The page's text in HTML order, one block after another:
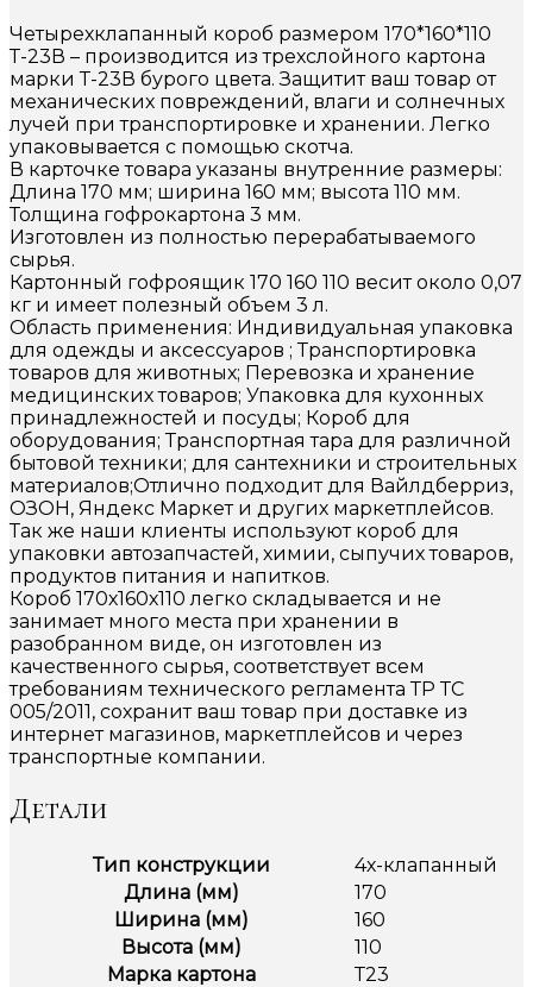
Четырехклапанный короб размером 170*160*110
Т-23В – производится из трехслойного картона
марки Т-23В бурого цвета. Защитит ваш товар от
механических повреждений, влаги и солнечных
лучей при транспортировке и хранении. Легко
упаковывается с помощью скотча.
В карточке товара указаны внутренние размеры:
Длина 170 мм; ширина 160 мм; высота 110 мм.
Толщина гофрокартона 3 мм.
Изготовлен из полностью перерабатываемого
сырья.
Картонный гофроящик 170 160 110 весит около 0,07
кг и имеет полезный объем 3 л.
Область применения: Индивидуальная упаковка
для одежды и аксессуаров ; Транспортировка
товаров для животных; Перевозка и хранение
медицинских товаров; Упаковка для кухонных
принадлежностей и посуды; Короб для
оборудования; Транспортная тара для различной
бытовой техники; для сантехники и строительных
материалов;Отлично подходит для Вайлдберриз,
ОЗОН, Яндекс Маркет и других маркетплейсов.
Так же наши клиенты используют короб для
упаковки автозапчастей, химии, сыпучих товаров,
продуктов питания и напитков.
Короб 170х160х110 легко складывается и не
занимает много места при хранении в
разобранном виде, он изготовлен из
качественного сырья, соответствует всем
требованиям технического регламента ТР ТС
005/2011, сохранит ваш товар при доставке из
интернет магазинов, маркетплейсов и через
транспортные компании.
Детали
Тип конструкции
4х-клапанный
Длина (мм)
170
Ширина (мм)
160
Высота (мм)
110
Марка картона
Т23